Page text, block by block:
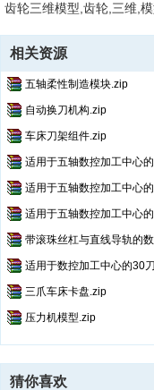
齿轮三维模型,齿轮,三维,
相关资源
五轴柔性制造模块.zip
自动换刀机构.zip
车床刀架组件.zip
适用于五轴数控加工中心
适用于五轴数控加工中心
适用于五轴数控加工中心
带滚珠丝杠与直线导轨的
适用于数控加工中心的30
三爪车床卡盘.zip
压力机模型.zip
猜你喜欢